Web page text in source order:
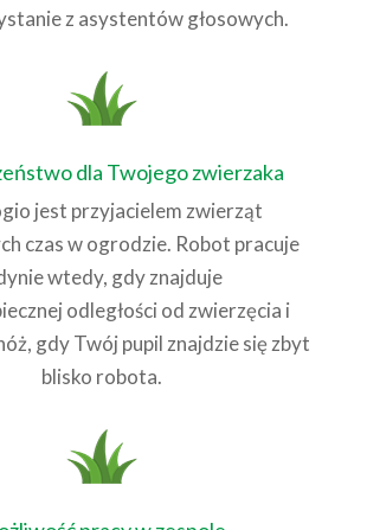
z asystentów głosowych.
dla Twojego zwierzaka
jest przyjacielem zwierząt
czas w ogrodzie. Robot pracuje
wtedy, gdy znajduje
odległości od zwierzęcia i
gdy Twój pupil znajdzie się zbyt
blisko robota.